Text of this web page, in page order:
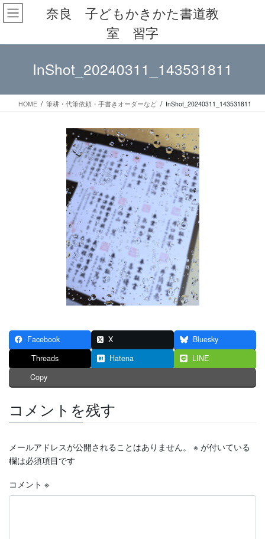
コ
ン
ン
キ
ナ
ビ
ー
に
奈良 子どもかきかた書道教
室 習字
InShot_20240311_143531811
HOME 筆耕・代筆依頼・手書きオーダーなど InShot_20240311_143531811
Facebook X
Bluesky
Threads
Hatena
LINE
Copy
コメントを残す
メールアドレスが公開されることはありません。 ※ が付いている
欄は必須項目です
コメント ※